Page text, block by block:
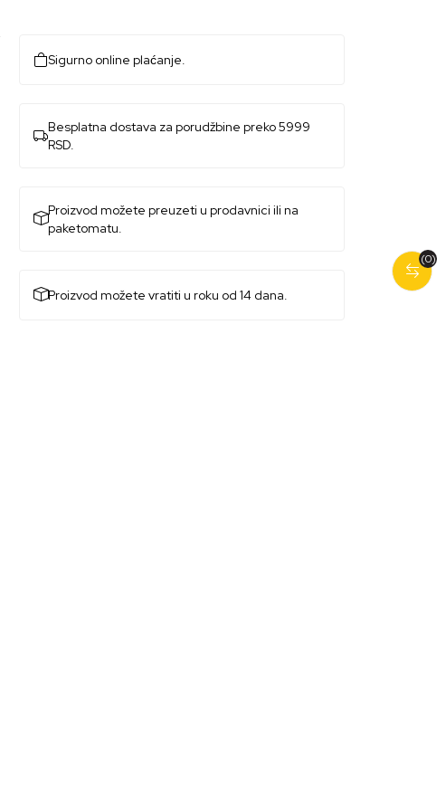
(0)
Sigurno online plaćanje.
Besplatna dostava za porudžbine preko 5999
RSD.
Proizvod možete preuzeti u prodavnici ili na
paketomatu.
Proizvod možete vratiti u roku od 14 dana.